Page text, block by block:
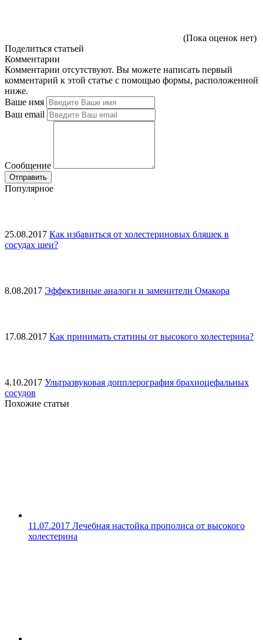
(Пока оценок нет)
Поделиться статьей
Комментарии
Комментарии отсутствуют. Вы можете написать первый
комментарий к этой статье с помощью формы, расположенной
ниже.
Ваше имя
Ваш email
Сообщение
Популярное
25.08.2017 Как избавиться от холестериновых бляшек в
сосудах шеи?
8.08.2017 Эффективные аналоги и заменители Омакора
17.08.2017 Как принимать статины от высокого холестерина?
4.10.2017 Ультразвуковая допплерография брахиоцефальных
сосудов
Похожие статьи
11.07.2017 Лечебная настойка прополиса от высокого
холестерина